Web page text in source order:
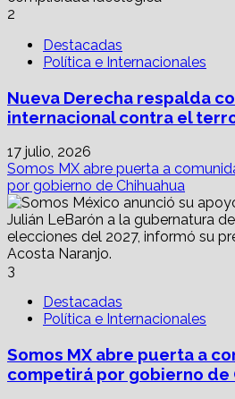
2
Destacadas
Política e Internacionales
Nueva Derecha respalda
internacional contra el
17 julio, 2026
Somos MX abre puerta a
por gobierno de Chihuahua
3
Destacadas
Política e Internacionales
Somos MX abre puerta a
competirá por gobierno de